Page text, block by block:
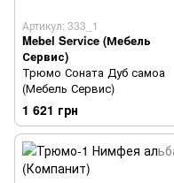
Артикул: 333_1
Mebel Service (Мебель
Сервис)
Трюмо Соната Дуб самоа
(Мебель Сервис)
1 621 грн